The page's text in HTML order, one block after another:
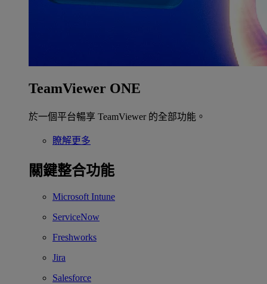
TeamViewer ONE
於一個平台暢享 TeamViewer 的全部功能。
瞭解更多
關鍵整合功能
Microsoft Intune
ServiceNow
Freshworks
Jira
Salesforce